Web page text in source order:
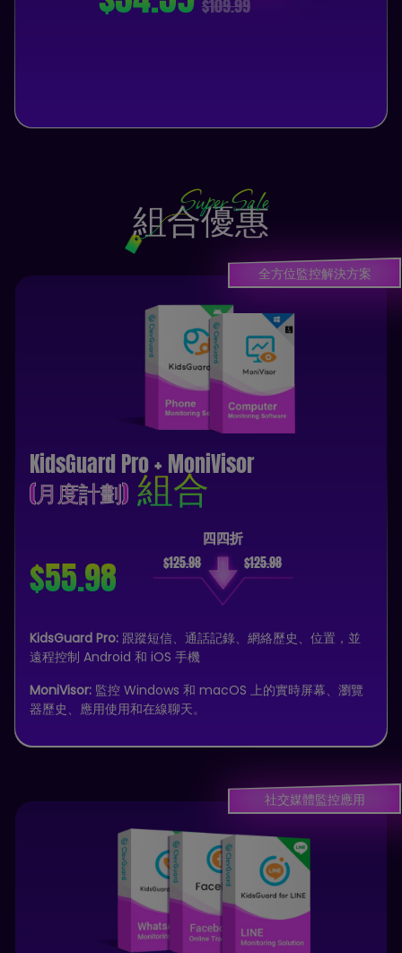
$109.99
組合優惠
Super Sale
全方位監控解決方案
KidsGuard Pro + MoniVisor
組合
(月度計劃)
四四折
$55.98
KidsGuard Pro: 跟蹤短信、通話記錄、網絡歷史、位置，並
遠程控制 Android 和 iOS 手機
MoniVisor: 監控 Windows 和 macOS 上的實時屏幕、瀏覽
器歷史、應用使用和在線聊天。
社交媒體監控應用